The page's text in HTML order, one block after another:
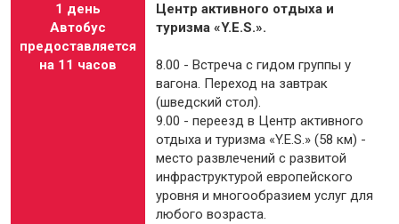
1 день
Автобус
предоставляется
на 11 часов
Центр активного отдыха и
туризма «Y.Е.S.».
8.00 - Встреча с гидом группы у
вагона. Переход на завтрак
(шведский стол).
9.00 - переезд в Центр активного
отдыха и туризма «Y.E.S.» (58 км) -
место развлечений с развитой
инфраструктурой европейского
уровня и многообразием услуг для
любого возраста.